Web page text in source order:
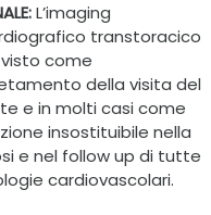
L’imaging
transtoracico
come
della visita del
e in molti casi come
insostituibile nella
e nel follow up di tutte
cardiovascolari.